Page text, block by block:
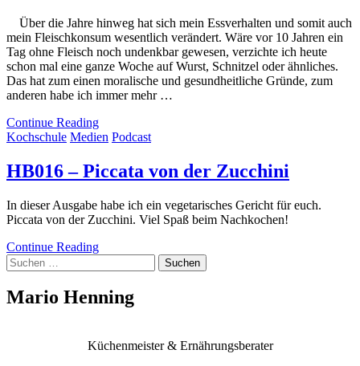
Über die Jahre hinweg hat sich mein Essverhalten und somit auch
mein Fleischkonsum wesentlich verändert. Wäre vor 10 Jahren ein
Tag ohne Fleisch noch undenkbar gewesen, verzichte ich heute
schon mal eine ganze Woche auf Wurst, Schnitzel oder ähnliches.
Das hat zum einen moralische und gesundheitliche Gründe, zum
anderen habe ich immer mehr …
Continue Reading
Kochschule Medien Podcast
HB016 – Piccata von der Zucchini
In dieser Ausgabe habe ich ein vegetarisches Gericht für euch.
Piccata von der Zucchini. Viel Spaß beim Nachkochen!
Continue Reading
Suchen
nach:
Mario Henning
Küchenmeister & Ernährungsberater